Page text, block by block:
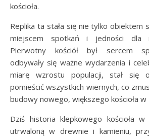
kościoła.
Replika ta stała się nie tylko obiektem
miejscem spotkań i jedności dla
Pierwotny kościół był sercem
odbywały się ważne wydarzenia i
miarę wzrostu populacji, stał się
pomieścić wszystkich wiernych, co
budowy nowego, większego kościoła w
Dziś historia klepkowego kościoła
utrwaloną w drewnie i kamieniu,